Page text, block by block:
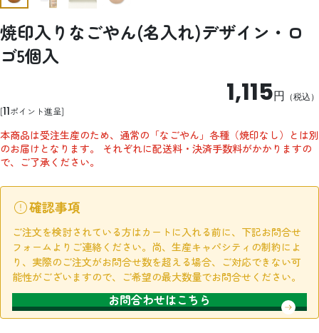
焼印入りなごやん(名入れ)デザイン・ロ
ゴ5個入
1,115円 （税込）
11ポイント進呈
本商品は受注生産のため、通常の「なごやん」各種（焼印なし）とは別
のお届けとなります。 それぞれに配送料・決済手数料がかかりますの
で、ご了承ください。
確認事項
ご注文を検討されている方はカートに入れる前に、下記お問合せ
フォームよりご連絡ください。尚、生産キャパシティの制約によ
り、実際のご注文がお問合せ数を超える場合、ご対応できない可
能性がございますので、ご希望の最大数量でお問合せください。
お問合わせはこちら